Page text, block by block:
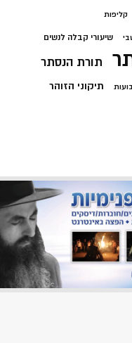
קליפות
שיעורי קבלה לנשים
תורת הנסתר
תיקוני הזוהר